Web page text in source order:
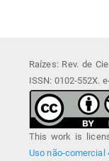
Raízes: Rev. de
ISSN: 0102-552X.
This work is
Uso não-comercial